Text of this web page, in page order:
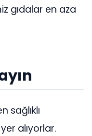
gıdalar en aza
sağlıklı
alıyorlar.